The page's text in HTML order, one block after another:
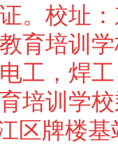
。校址
育培训
工，焊
培训学
区牌楼